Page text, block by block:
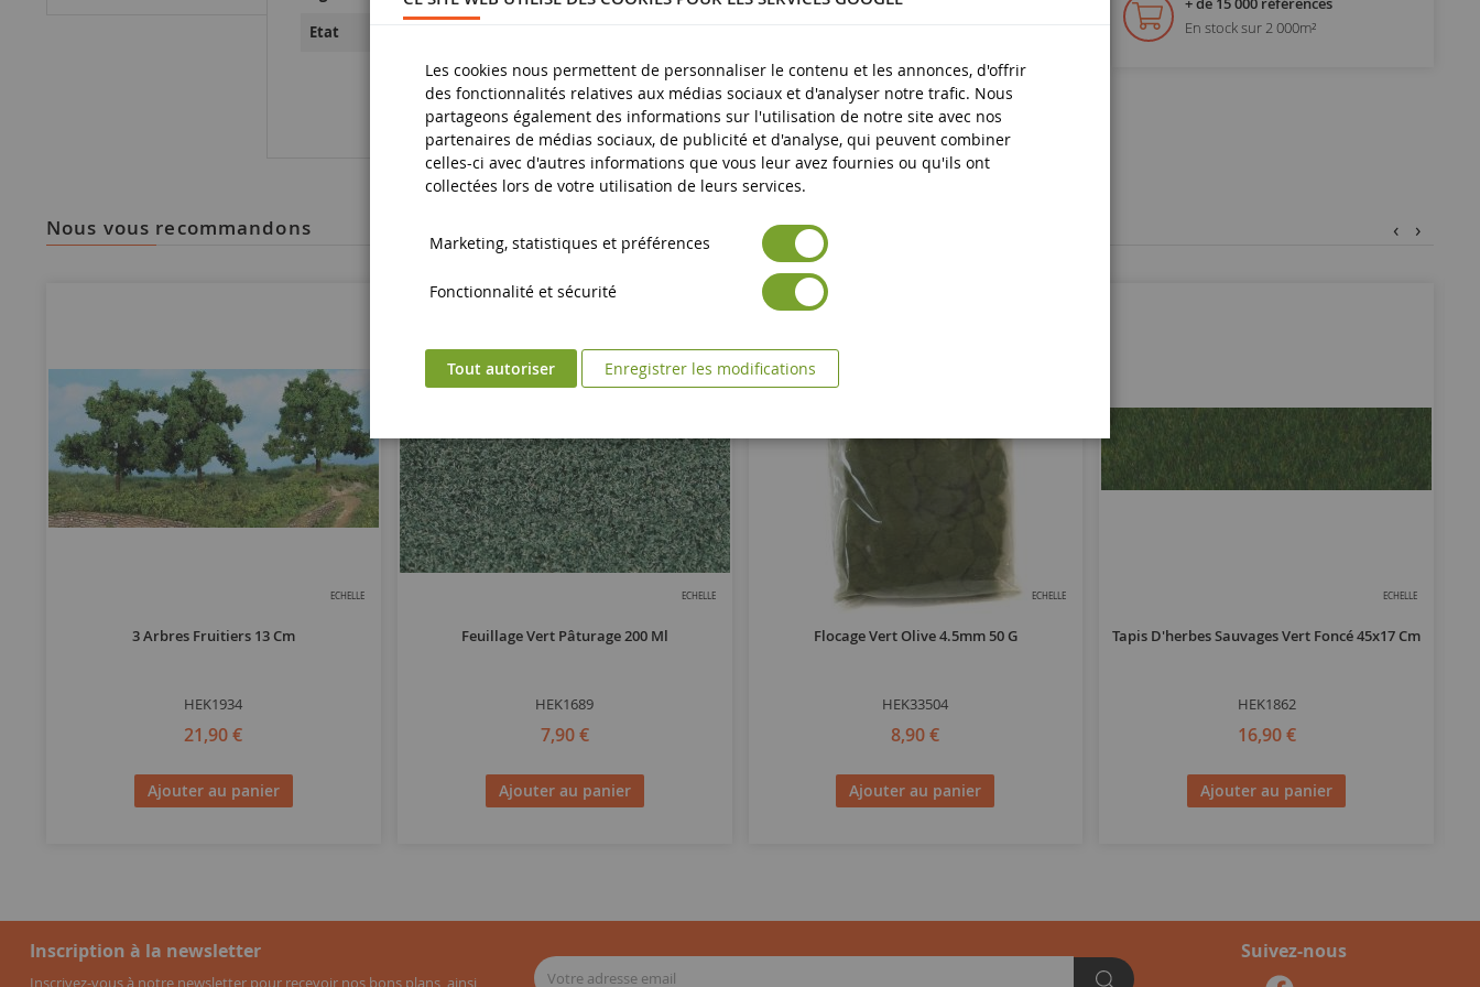
Etat
En stock sur 2 000m²
nous vous recommandons
ECHELLE
3 Arbres Fruitiers 13 Cm
HEK1934
21,90 €
Ajouter au panier
ECHELLE
Feuillage Vert Pâturage 200 Ml
HEK1689
7,90 €
Ajouter au panier
ECHELLE
Flocage Vert Olive 4.5mm 50 G
HEK33504
8,90 €
Ajouter au panier
ECHELLE
Tapis D'herbes Sauvages Vert Foncé 45x17 Cm
HEK1862
16,90 €
Ajouter au panier
‹ ›
Inscription à la newsletter
Inscrivez-vous à notre newsletter pour recevoir nos bons plans, ainsi
Suivez-nous
Les cookies nous permettent de personnaliser le contenu et les annonces, d'offrir
des fonctionnalités relatives aux médias sociaux et d'analyser notre trafic. Nous
partageons également des informations sur l'utilisation de notre site avec nos
partenaires de médias sociaux, de publicité et d'analyse, qui peuvent combiner
celles-ci avec d'autres informations que vous leur avez fournies ou qu'ils ont
collectées lors de votre utilisation de leurs services.
Marketing, statistiques et préférences
Fonctionnalité et sécurité
Tout autoriser Enregistrer les modifications